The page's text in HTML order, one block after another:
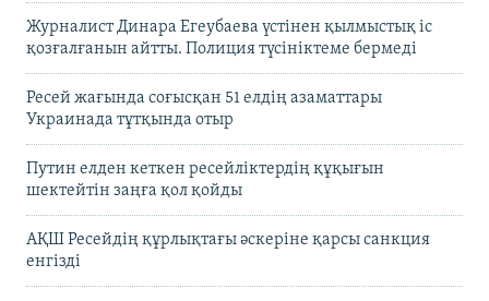
Журналист Динара Егеубаева үстінен қылмыстық іс
қозғалғанын айтты. Полиция түсініктеме бермеді
Ресей жағында соғысқан 51 елдің азаматтары
Украинада тұтқында отыр
Путин елден кеткен ресейліктердің құқығын
шектейтін заңға қол қойды
АҚШ Ресейдің құрлықтағы әскеріне қарсы санкция
енгізді